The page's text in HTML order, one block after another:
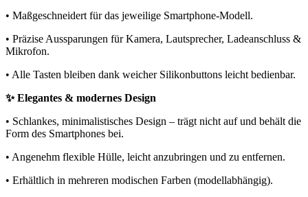
• Maßgeschneidert für das jeweilige Smartphone-Modell.
• Präzise Aussparungen für Kamera, Lautsprecher, Ladeanschluss &
Mikrofon.
• Alle Tasten bleiben dank weicher Silikonbuttons leicht bedienbar.
✨ Elegantes & modernes Design
• Schlankes, minimalistisches Design – trägt nicht auf und behält die
Form des Smartphones bei.
• Angenehm flexible Hülle, leicht anzubringen und zu entfernen.
• Erhältlich in mehreren modischen Farben (modellabhängig).